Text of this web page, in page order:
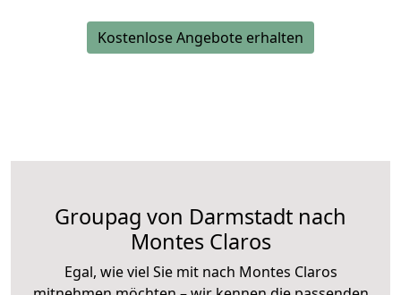
Kostenlose Angebote erhalten
Groupag von Darmstadt nach
Montes Claros
Egal, wie viel Sie mit nach Montes Claros